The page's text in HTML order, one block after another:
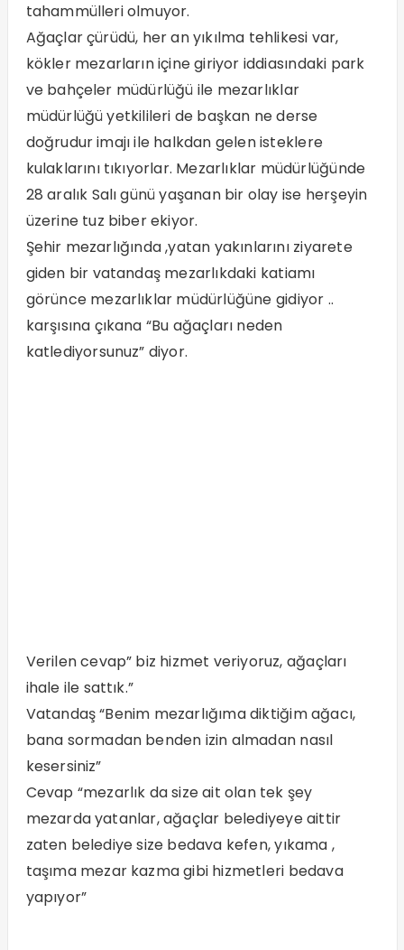
tahammülleri olmuyor.
Ağaçlar çürüdü, her an yıkılma tehlikesi var,
kökler mezarların içine giriyor iddiasındaki park
ve bahçeler müdürlüğü ile mezarlıklar
müdürlüğü yetkilileri de başkan ne derse
doğrudur imajı ile halkdan gelen isteklere
kulaklarını tıkıyorlar. Mezarlıklar müdürlüğünde
28 aralık Salı günü yaşanan bir olay ise herşeyin
üzerine tuz biber ekiyor.
Şehir mezarlığında ,yatan yakınlarını ziyarete
giden bir vatandaş mezarlıkdaki katiamı
görünce mezarlıklar müdürlüğüne gidiyor ..
karşısına çıkana “Bu ağaçları neden
katlediyorsunuz” diyor.
yapıyor”
Zihniyet bu olunca da, sapasağlam ağaçları
neden kestiniz, mezarlara neden zarar verdiniz
mezarların üzerine vinçlerin ayaklarını
basmasına neden izin verdiniz gibi sorularında
cevapları bulunamayacak gibi gözüküyor.